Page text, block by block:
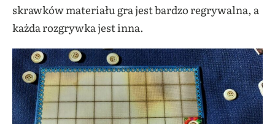
skrawków materiału gra jest bardzo regrywalna, a
każda rozgrywka jest inna.